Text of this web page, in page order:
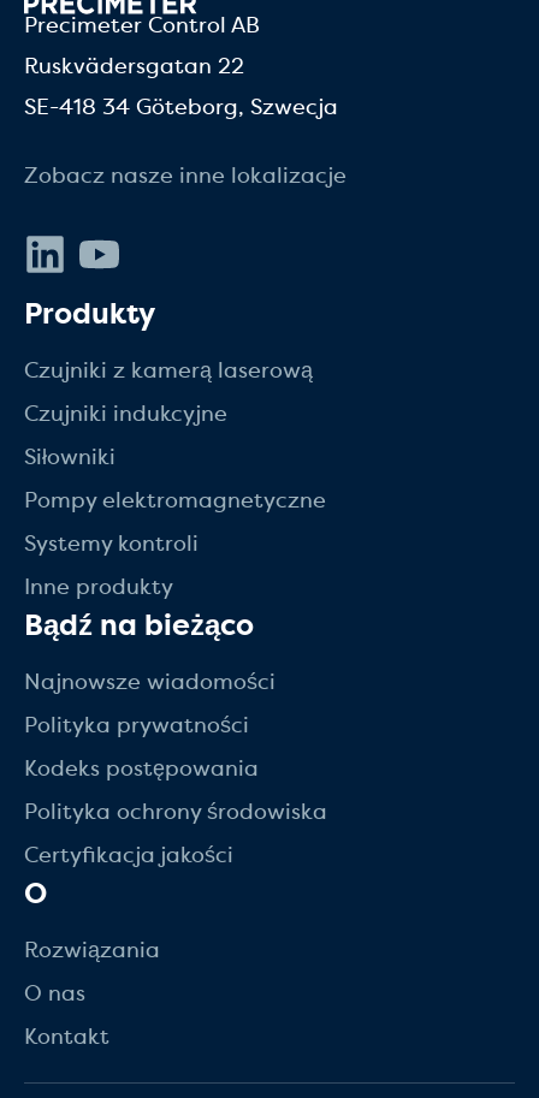
Precimeter Control AB
Ruskvädersgatan 22
SE-418 34 Göteborg, Szwecja
Zobacz nasze inne lokalizacje
LinkedIn
Produkty
Czujniki z kamerą laserową
Czujniki indukcyjne
Siłowniki
Pompy elektromagnetyczne
Systemy kontroli
Inne produkty
Bądź na bieżąco
Najnowsze wiadomości
Polityka prywatności
Kodeks postępowania
Polityka ochrony środowiska
Certyfikacja jakości
O
Rozwiązania
O nas
Kontakt